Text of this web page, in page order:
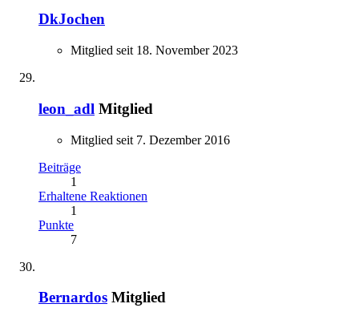
DkJochen
Mitglied seit 18. November 2023
leon_adl Mitglied
Mitglied seit 7. Dezember 2016
Beiträge
1
Erhaltene Reaktionen
1
Punkte
7
Bernardos Mitglied